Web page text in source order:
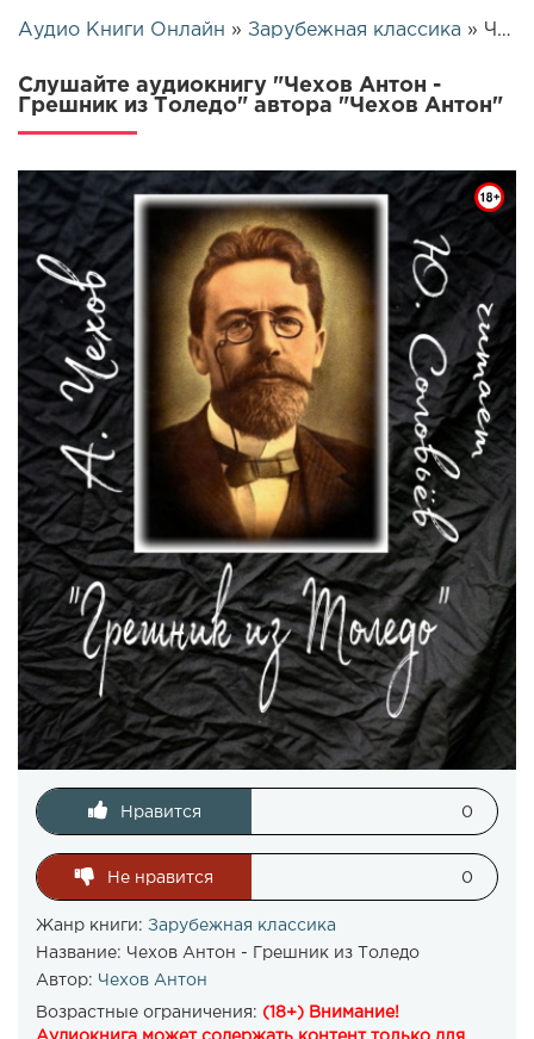
Аудио Книги Онлайн » Зарубежная классика » Чехов Антон - Грешник из Толедо | 5125
Слушайте аудиокнигу "Чехов Антон -
Грешник из Толедо" автора "Чехов Антон"
Нравится 0
Не нравится 0
Жанр книги: Зарубежная классика
Название: Чехов Антон - Грешник из Толедо
Автор: Чехов Антон
Возрастные ограничения: (18+) Внимание!